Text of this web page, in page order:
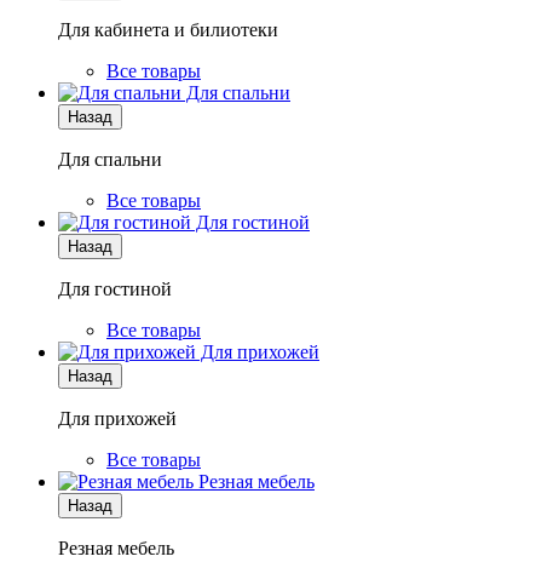
Для кабинета и билиотеки
Все товары
Для спальни
Назад
Для спальни
Все товары
Для гостиной
Назад
Для гостиной
Все товары
Для прихожей
Назад
Для прихожей
Все товары
Резная мебель
Назад
Резная мебель